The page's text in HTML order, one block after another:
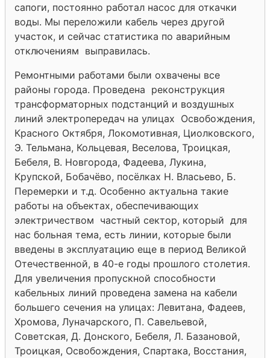
сапоги, постоянно работал насос для откачки
воды. Мы переложили кабель через другой
участок, и сейчас статистика по аварийным
отключениям выправилась.
Ремонтными работами были охвачены все
районы города. Проведена реконструкция
трансформаторных подстанций и воздушных
линий электропередач на улицах Освобождения,
Красного Октября, Локомотивная, Циолковского,
Э. Тельмана, Кольцевая, Веселова, Троицкая,
Бебеля, В. Новгорода, Фадеева, Лукина,
Крупской, Бобачёво, посёлках Н. Власьево, Б.
Перемерки и т.д. Особенно актуальна такие
работы на объектах, обеспечивающих
электричеством частный сектор, который для
нас больная тема, есть линии, которые были
введены в эксплуатацию еще в период Великой
Отечественной, в 40-е годы прошлого столетия.
Для увеличения пропускной способности
кабельных линий проведена замена на кабели
большего сечения на улицах: Левитана, Фадеев,
Хромова, Луначарского, П. Савельевой,
Советская, Д. Донского, Бебеля, Л. Базановой,
Троицкая, Освобождения, Спартака, Восстания,